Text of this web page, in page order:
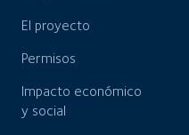
El proyecto
Permisos
Impacto económico
y social